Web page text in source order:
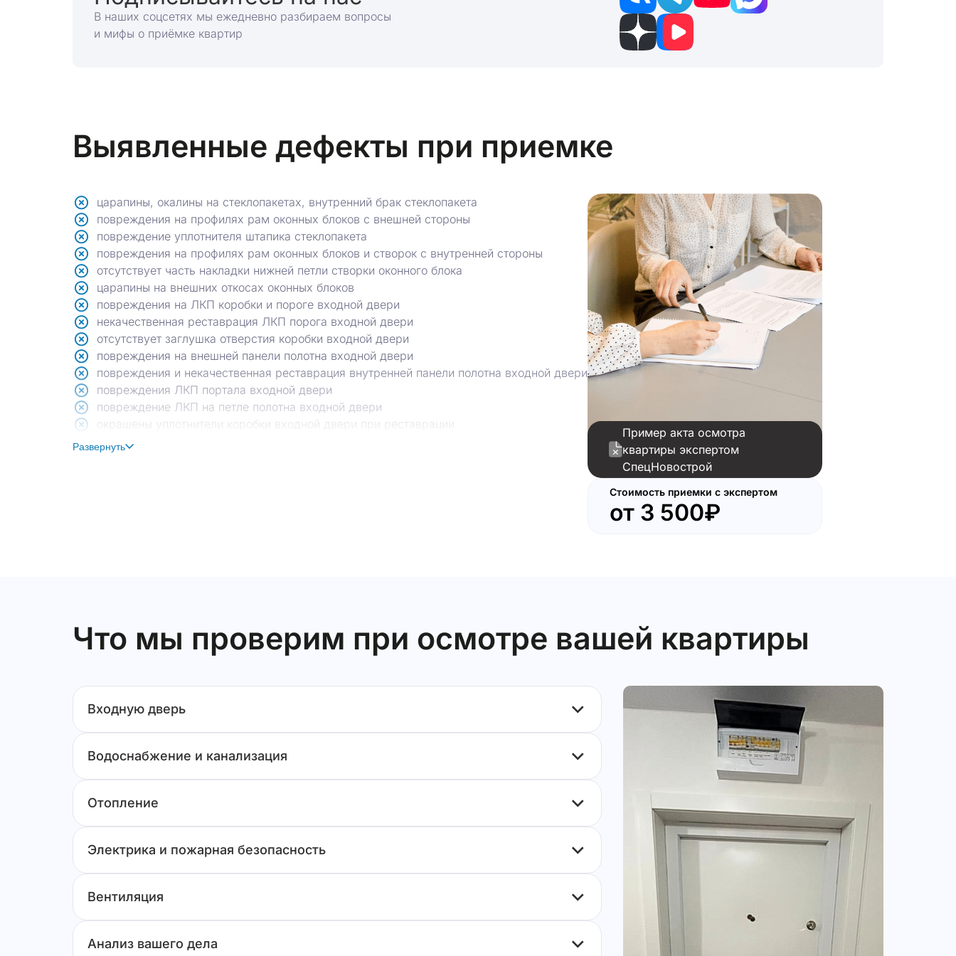
В наших соцсетях мы ежедневно разбираем вопросы
и мифы о приёмке квартир
Выявленные дефекты при приемке
царапины, окалины на стеклопакетах, внутренний брак стеклопакета
повреждения на профилях рам оконных блоков с внешней стороны
повреждение уплотнителя штапика стеклопакета
повреждения на профилях рам оконных блоков и створок с внутренней стороны
отсутствует часть накладки нижней петли створки оконного блока
царапины на внешних откосах оконных блоков
повреждения на ЛКП коробки и пороге входной двери
некачественная реставрация ЛКП порога входной двери
отсутствует заглушка отверстия коробки входной двери
повреждения на внешней панели полотна входной двери
повреждения и некачественная реставрация внутренней панели полотна входной двери
повреждения ЛКП портала входной двери
повреждение ЛКП на петле полотна входной двери
окрашены уплотнители коробки входной двери при реставрации
на момент осмотра отсутствует тяга в вентиляционных каналах
Развернуть
Пример акта осмотра
квартиры экспертом
СпецНовострой
Стоимость приемки с экспертом
от 3 500₽
Что мы проверим при осмотре вашей квартиры
Входную дверь
Водоснабжение и канализация
Отопление
Электрика и пожарная безопасность
Вентиляция
Анализ вашего дела